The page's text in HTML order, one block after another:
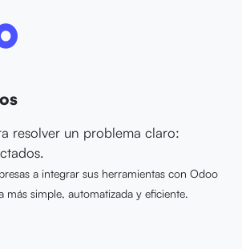
resolver un problema claro:
a integrar sus herramientas con Odoo
más simple, automatizada y eficiente.